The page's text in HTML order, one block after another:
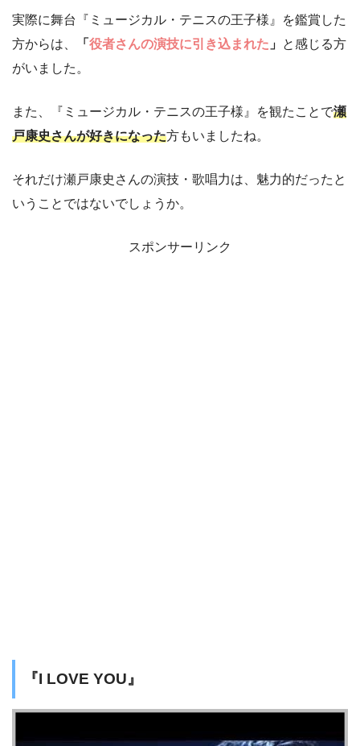
実際に舞台『ミュージカル・テニスの王子様』を鑑賞した
方からは、
「 役者さんの演技に引き込まれた 」 と感じる方
がいました。
また、『ミュージカル・テニスの王子様』を観たことで瀬
戸康史さんが好きになった方もいましたね。
それだけ瀬戸康史さんの演技・歌唱力は、魅力的だったと
いうことではないでしょうか。
スポンサーリンク
『I LOVE YOU』